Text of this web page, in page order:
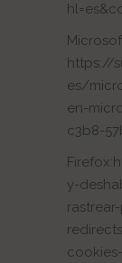
https://
es/
en-
c3b8-
y-